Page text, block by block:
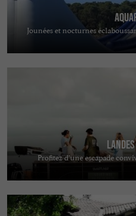
Jounées et nocturnes
Profitez d’une escapade